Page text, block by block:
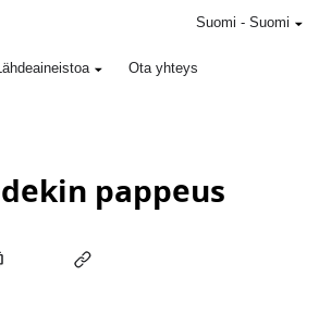
Ota yhteys
Suomi - Suomi
pappeus